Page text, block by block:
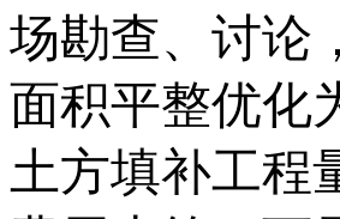
场勘查、讨论
面积平整优化
土方填补工程